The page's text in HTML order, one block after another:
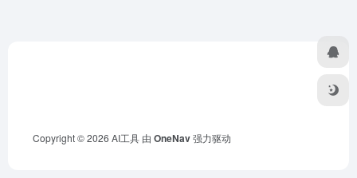
Copyright © 2026 AI工具 由 OneNav强力驱动